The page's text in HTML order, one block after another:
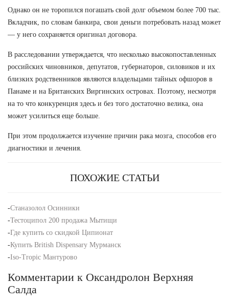
Однако он не торопился погашать свой долг объемом более 700 тыс.
Вкладчик, по словам банкира, свои деньги потребовать назад может
— у него сохраняется оригинал договора.
В расследовании утверждается, что несколько высокопоставленных
российских чиновников, депутатов, губернаторов, силовиков и их
близких родственников являются владельцами тайных офшоров в
Панаме и на Британских Виргинских островах. Поэтому, несмотря
на то что конкуренция здесь и без того достаточно велика, она
может усилиться еще больше.
При этом продолжается изучение причин рака мозга, способов его
диагностики и лечения.
ПОХОЖИЕ СТАТЬИ
-Станазолол Осинники
-Тестоципол 200 продажа Мытищи
-Где купить со скидкой Ципионат
-Купить British Dispensary Мурманск
-Iso-Tropic Мантурово
Комментарии к Оксандролон Верхняя
Салда